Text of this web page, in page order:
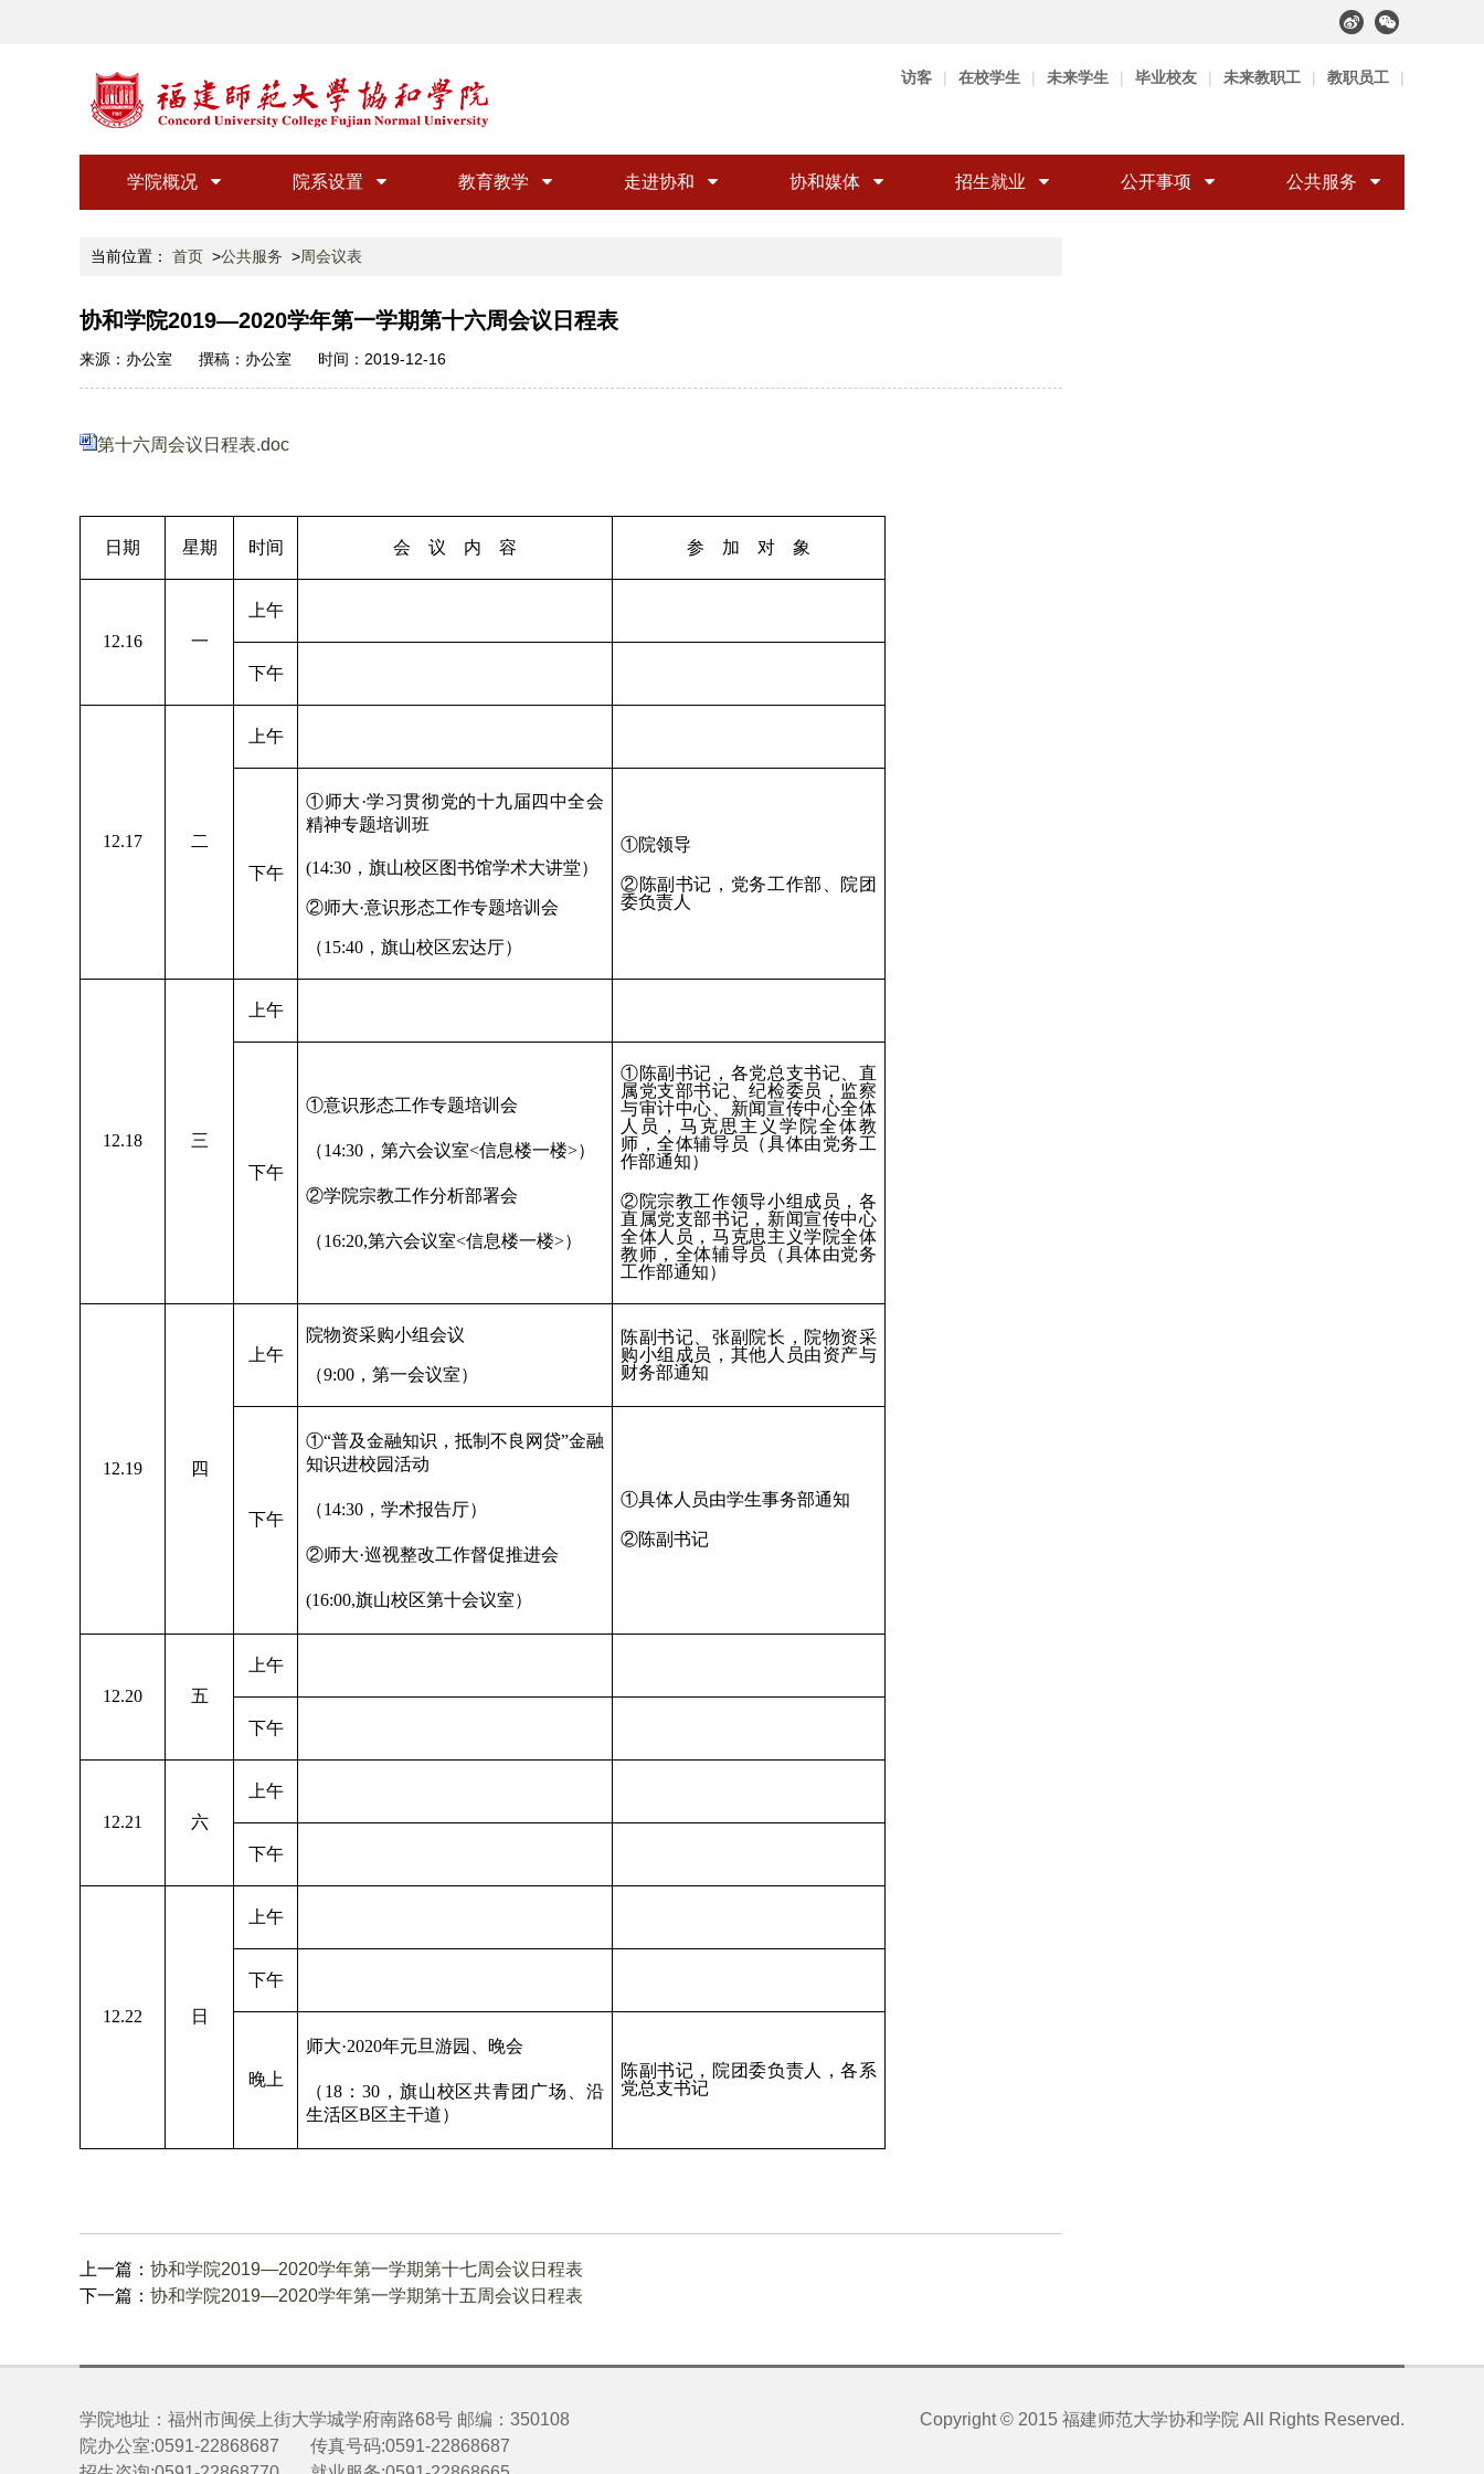
访客 | 在校学生 | 未来学生 | 毕业校友 | 未来教职工 | 教职员工 |
学院概况 院系设置 教育教学 走进协和 协和媒体 招生就业 公开事项 公共服务
当前位置： 首页 公共服务 周会议表
协和学院2019—2020学年第一学期第十六周会议日程表
来源： 办公室 撰稿： 办公室 时间： 2019-12-16
第十六周会议日程表.doc
日期 星期 时间 会 议 内 容 参 加 对 象
12.16 一
上午
下午
12.17 二
上午
下午
①师大·学习贯彻党的十九届四中全会
精神专题培训班
(14:30 ，旗山校区图书馆学术大讲堂）
②师大·意识形态工作专题培训会
（15:40，旗山校区宏达厅）
①院领导
②陈副书记，党务工作部、院团
委负责人
12.18 三
上午
下午
①意识形态工作专题培训会
（14:30，第六会议室<信息楼一楼>）
②学院宗教工作分析部署会
（16:20,第六会议室<信息楼一楼>）
①陈副书记，各党总支书记、直
属党支部书记、纪检委员，监察
与审计中心、新闻宣传中心全体
人员，马克思主义学院全体教
师，全体辅导员（具体由党务工
作部通知）
②院宗教工作领导小组成员，各
直属党支部书记，新闻宣传中心
全体人员，马克思主义学院全体
教师，全体辅导员（具体由党务
工作部通知）
12.19 四
上午
院物资采购小组会议
（9:00，第一会议室）
陈副书记、张副院长，院物资采
购小组成员，其他人员由资产与
财务部通知
下午
①“普及金融知识，抵制不良网贷”金融
知识进校园活动
（14:30，学术报告厅）
②师大·巡视整改工作督促推进会
(16:00,旗山校区第十会议室）
①具体人员由学生事务部通知
②陈副书记
12.20 五
上午
下午
12.21 六
上午
下午
12.22 日
上午
下午
晚上
师大·2020年元旦游园、晚会
（18：30，旗山校区共青团广场、沿
生活区B区主干道）
陈副书记，院团委负责人，各系
党总支书记
上一篇： 协和学院2019—2020学年第一学期第十七周会议日程表
下一篇： 协和学院2019—2020学年第一学期第十五周会议日程表
学院地址：福州市闽侯上街大学城学府南路68号 邮编：350108
院办公室:0591-22868687 传真号码:0591-22868687
Copyright © 2015 福建师范大学协和学院 All Rights Reserved.